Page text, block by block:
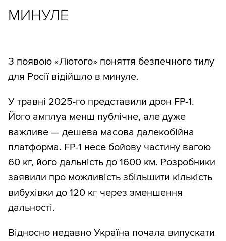
МИНУЛЕ
З появою «Лютого» поняття безпечного тилу
для Росії відійшло в минуле.
У травні 2025-го представили дрон FP-1.
Його амплуа менш публічне, але дуже
важливе — дешева масова далекобійна
платформа. FP-1 несе бойову частину вагою
60 кг, його дальність до 1600 км. Розробники
заявили про можливість збільшити кількість
вибухівки до 120 кг через зменшення
дальності.
Відносно недавно Україна почала випускати